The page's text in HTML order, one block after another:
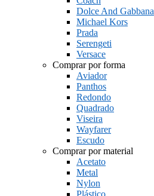
Dolce And Gabbana
Michael Kors
Prada
Serengeti
Versace
Comprar por forma
Aviador
Panthos
Redondo
Quadrado
Viseira
Wayfarer
Escudo
Comprar por material
Acetato
Metal
Nylon
Plástico